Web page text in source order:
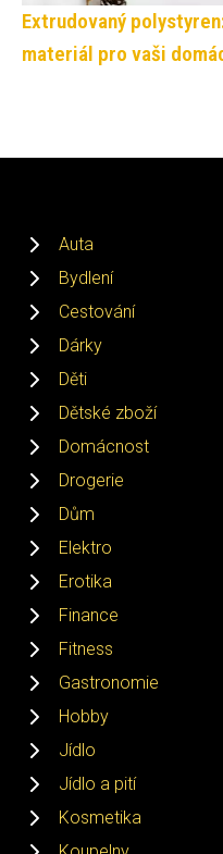
Extrudovaný
materiál pro vaši
Auta
Bydlení
Cestování
Dárky
Děti
Dětské zboží
Domácnost
Drogerie
Dům
Elektro
Erotika
Finance
Fitness
Gastronomie
Hobby
Jídlo
Jídlo a pití
Kosmetika